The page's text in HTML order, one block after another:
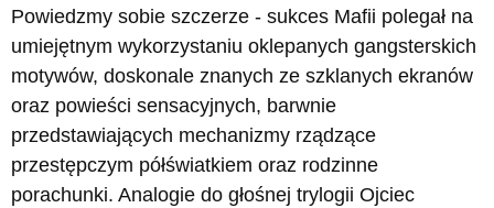
Powiedzmy sobie szczerze - sukces Mafii polegał na
umiejętnym wykorzystaniu oklepanych gangsterskich
motywów, doskonale znanych ze szklanych ekranów
oraz powieści sensacyjnych, barwnie
przedstawiających mechanizmy rządzące
przestępczym półświatkiem oraz rodzinne
porachunki. Analogie do głośnej trylogii Ojciec